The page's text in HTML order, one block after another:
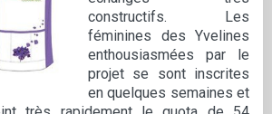
constructifs. Les
féminines des Yvelines
enthousiasmées par le
projet se sont inscrites
en quelques semaines et